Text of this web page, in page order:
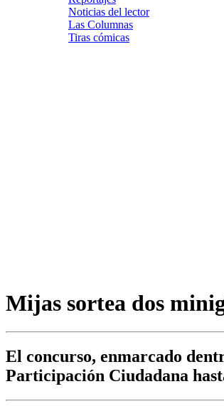
Noticias del lector
Las Columnas
Tiras cómicas
Mijas sortea dos
El concurso, enmarcado
Participación Ciudadana